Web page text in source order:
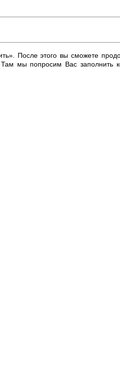
После этого вы сможете
мы попросим Вас заполнить